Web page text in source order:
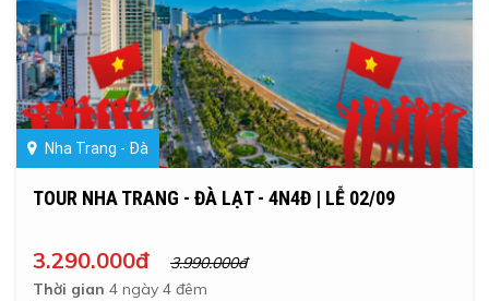
Nha Trang - Đà
TOUR NHA TRANG - ĐÀ LẠT - 4N4Đ | LỄ 02/09
3.290.000đ
3.990.000đ
Thời gian 4 ngày 4 đêm